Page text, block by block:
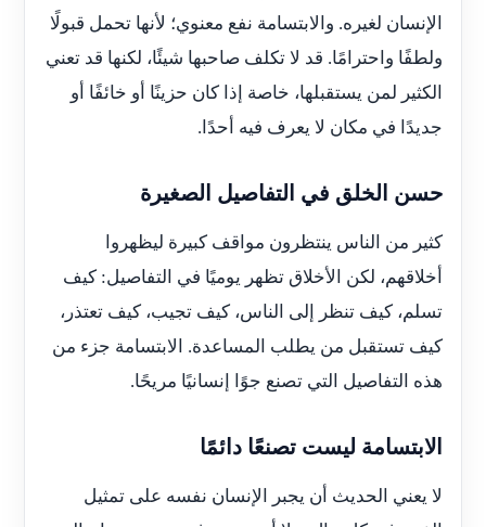
الإنسان لغيره. والابتسامة نفع معنوي؛ لأنها تحمل قبولًا
ولطفًا واحترامًا. قد لا تكلف صاحبها شيئًا، لكنها قد تعني
الكثير لمن يستقبلها، خاصة إذا كان حزينًا أو خائفًا أو
جديدًا في مكان لا يعرف فيه أحدًا.
حسن الخلق في التفاصيل الصغيرة
كثير من الناس ينتظرون مواقف كبيرة ليظهروا
أخلاقهم، لكن الأخلاق تظهر يوميًا في التفاصيل: كيف
تسلم، كيف تنظر إلى الناس، كيف تجيب، كيف تعتذر،
كيف تستقبل من يطلب المساعدة. الابتسامة جزء من
هذه التفاصيل التي تصنع جوًا إنسانيًا مريحًا.
الابتسامة ليست تصنعًا دائمًا
لا يعني الحديث أن يجبر الإنسان نفسه على تمثيل